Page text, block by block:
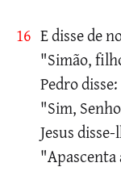
16 E disse de
"Simão,
Pedro disse:
"Sim,
Jesus
"Apascenta